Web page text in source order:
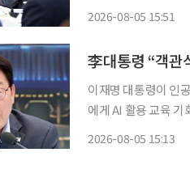
2026-08-05 15:51
李대통령 “객
이재명 대통령이 인
에게 AI 활용 교육 기회를 제공해야
2026-08-05 15:13